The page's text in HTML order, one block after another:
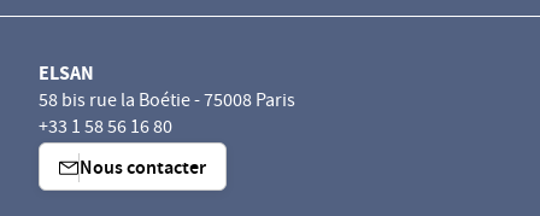
ELSAN
58 bis rue la Boétie - 75008 Paris
+33 1 58 56 16 80
Nous contacter